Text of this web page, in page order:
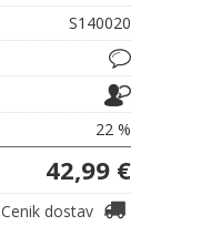
S140020
22 %
42,99 €
Cenik dostav